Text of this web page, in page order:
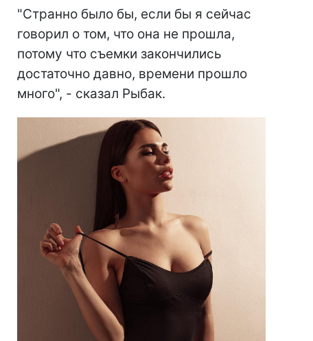
"Странно было бы, если бы я сейчас
говорил о том, что она не прошла,
потому что съемки закончились
достаточно давно, времени прошло
много", - сказал Рыбак.